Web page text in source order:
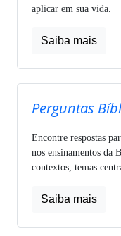
aplicar em sua vida.
Saiba mais
Perguntas
Encontre respostas
nos ensinamentos da
contextos, temas
Saiba mais